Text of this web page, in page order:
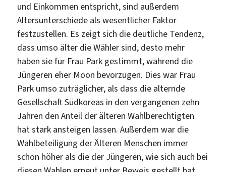
und Einkommen entspricht, sind außerdem
Altersunterschiede als wesentlicher Faktor
festzustellen. Es zeigt sich die deutliche Tendenz,
dass umso älter die Wähler sind, desto mehr
haben sie für Frau Park gestimmt, während die
Jüngeren eher Moon bevorzugen. Dies war Frau
Park umso zuträglicher, als dass die alternde
Gesellschaft Südkoreas in den vergangenen zehn
Jahren den Anteil der älteren Wahlberechtigten
hat stark ansteigen lassen. Außerdem war die
Wahlbeteiligung der Älteren Menschen immer
schon höher als die der Jüngeren, wie sich auch bei